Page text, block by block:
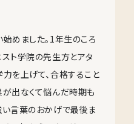
めました。1年生のころ
ト学院の先生方とアタ
を上げて、合格すること
出なくて悩んだ時期も
い言葉のおかげで最後ま